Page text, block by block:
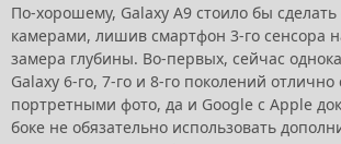
По-хорошему, Galaxy A9 стоило бы сделать
камерами, лишив смартфон 3-го сенсора
замера глубины. Во-первых, сейчас
Galaxy 6-го, 7-го и 8-го поколений
портретными фото, да и Google с Apple
боке не обязательно использовать